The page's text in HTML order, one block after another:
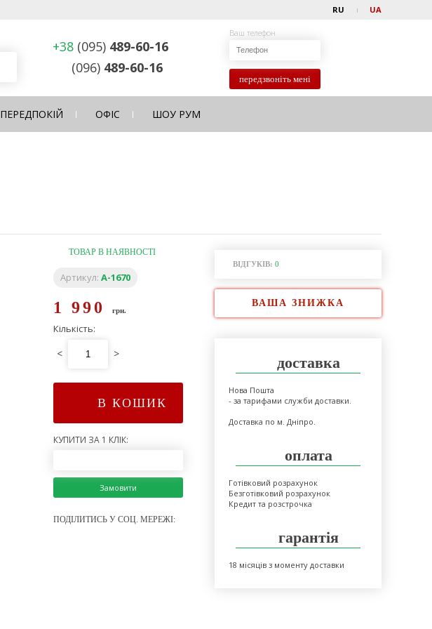
RU UA
+38 (095) 489-60-16
(096) 489-60-16
Ваш телефон
передзвоніть мені
ПЕРЕДПОКІЙ ОФІС ШОУ РУМ
ТОВАР В НАЯВНОСТІ
Артикул: A-1670
1 990 грн.
Кількість:
< >
В КОШИК
КУПИТИ ЗА 1 КЛІК:
Замовити
ПОДІЛИТИСЬ У СОЦ. МЕРЕЖІ:
ВІДГУКІВ: 0
ВАША ЗНИЖКА
доставка
Нова Пошта
- за тарифами служби доставки.
Доставка по м. Дніпро.
оплата
Готівковий розрахунок
Безготівковий розрахунок
Кредит та розстрочка
гарантія
18 місяців з моменту доставки